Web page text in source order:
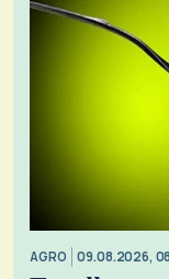
AGRO 09.08.2026,